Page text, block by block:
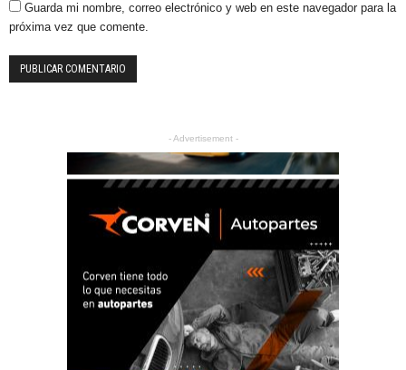
Guarda mi nombre, correo electrónico y web en este navegador para la
próxima vez que comente.
- Advertisement -